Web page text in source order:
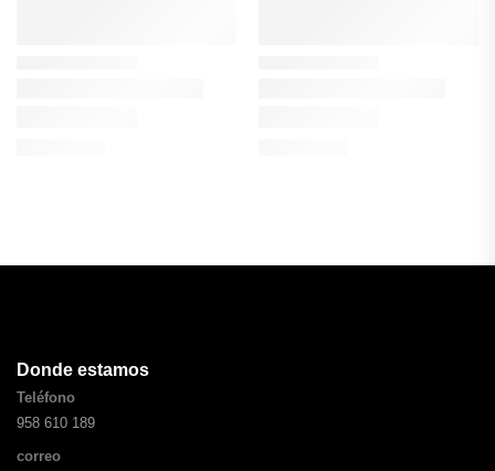
Donde estamos
Teléfono
958 610 189
correo